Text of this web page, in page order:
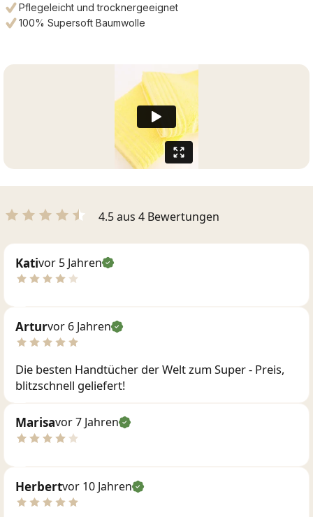
Pflegeleicht und trocknergeeignet
100% Supersoft Baumwolle
4.5 aus 4 Bewertungen
Kativor 5 Jahren
Arturvor 6 Jahren
Die besten Handtücher der Welt zum Super - Preis,
blitzschnell geliefert!
Marisavor 7 Jahren
Herbertvor 10 Jahren